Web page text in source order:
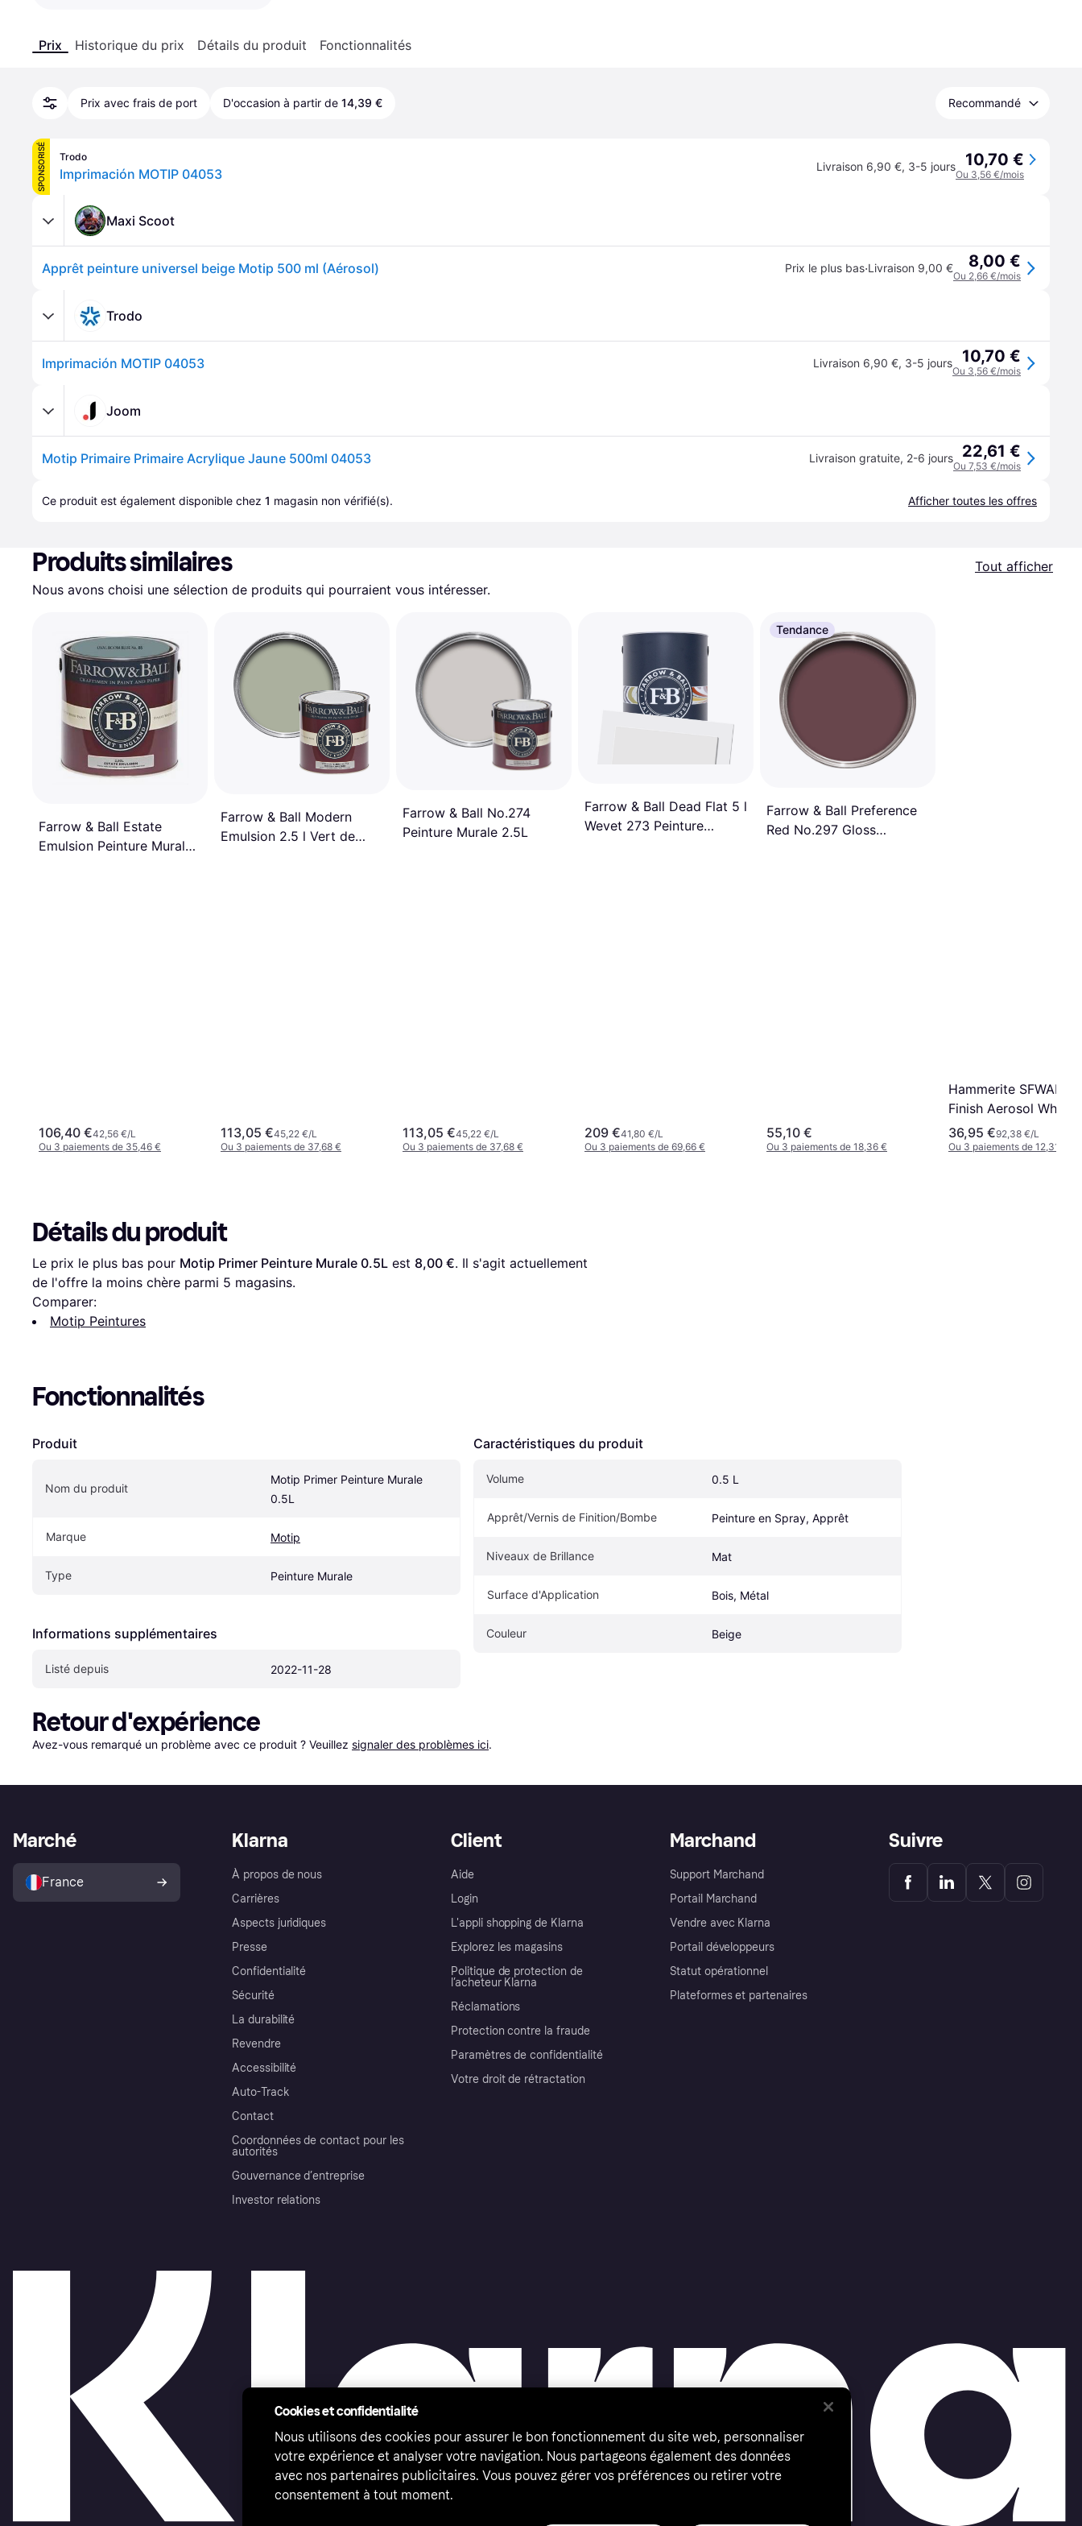
Prix Historique du prix Détails du produit Fonctionnalités
Prix avec frais de port D'occasion à partir de 14,39 € Recommandé
SPONSORISÉ Trodo
Imprimación MOTIP 04053 Livraison 6,90 €, 3-5 jours 10,70 €
Ou 3,56 €/mois
Maxi Scoot
Apprêt peinture universel beige Motip 500 ml (Aérosol) Prix le plus bas·Livraison 9,00 € 8,00 €
Ou 2,66 €/mois
Trodo
Imprimación MOTIP 04053 Livraison 6,90 €, 3-5 jours 10,70 €
Ou 3,56 €/mois
Joom
Motip Primaire Primaire Acrylique Jaune 500ml 04053 Livraison gratuite, 2-6 jours 22,61 €
Ou 7,53 €/mois
Ce produit est également disponible chez 1 magasin non vérifié(s). Afficher toutes les offres
Produits similaires
Tout afficher
Nous avons choisi une sélection de produits qui pourraient vous intéresser.
Farrow & Ball Estate
Emulsion Peinture Murale,
106,40 €42,56 €/L
Ou 3 paiements de 35,46 €
Farrow & Ball Modern
Emulsion 2.5 l Vert de
113,05 €45,22 €/L
Ou 3 paiements de 37,68 €
Farrow & Ball No.274
Peinture Murale 2.5L
113,05 €45,22 €/L
Ou 3 paiements de 37,68 €
Farrow & Ball Dead Flat 5 l
Wevet 273 Peinture
209 €41,80 €/L
Ou 3 paiements de 69,66 €
Tendance
Farrow & Ball Preference
Red No.297 Gloss
55,10 €
Ou 3 paiements de 18,36 €
Hammerite SFWAERO
Finish Aerosol White
400ml Peinture
36,95 €92,38 €/L
Ou 3 paiements de 12,31 €
Détails du produit
Le prix le plus bas pour Motip Primer Peinture Murale 0.5L est 8,00 €. Il s'agit actuellement
de l'offre la moins chère parmi 5 magasins.
Comparer:
Motip Peintures
Fonctionnalités
Produit
Nom du produit
Motip Primer Peinture Murale
0.5L
Marque Motip
Type Peinture Murale
Informations supplémentaires
Listé depuis 2022-11-28
Caractéristiques du produit
Volume 0.5 L
Apprêt/Vernis de Finition/Bombe Peinture en Spray, Apprêt
Niveaux de Brillance Mat
Surface d'Application Bois, Métal
Couleur Beige
Retour d'expérience
Avez-vous remarqué un problème avec ce produit ? Veuillez signaler des problèmes ici.
Klarna
À propos de nous
Carrières
Aspects juridiques
Presse
Confidentialité
Sécurité
La durabilité
Revendre
Accessibilité
Auto-Track
Contact
Coordonnées de contact pour les
autorités
Gouvernance d’entreprise
Investor relations
Client
Aide
Login
L'appli shopping de Klarna
Explorez les magasins
Politique de protection de
l’acheteur Klarna
Réclamations
Protection contre la fraude
Paramètres de confidentialité
Votre droit de rétractation
Marchand
Support Marchand
Portail Marchand
Vendre avec Klarna
Portail développeurs
Statut opérationnel
Plateformes et partenaires
Marché
France
Suivre
Cookies et confidentialité
Nous utilisons des cookies pour assurer le bon fonctionnement du site web, personnaliser
votre expérience et analyser votre navigation. Nous partageons également des données
avec nos partenaires publicitaires. Vous pouvez gérer vos préférences ou retirer votre
consentement à tout moment.